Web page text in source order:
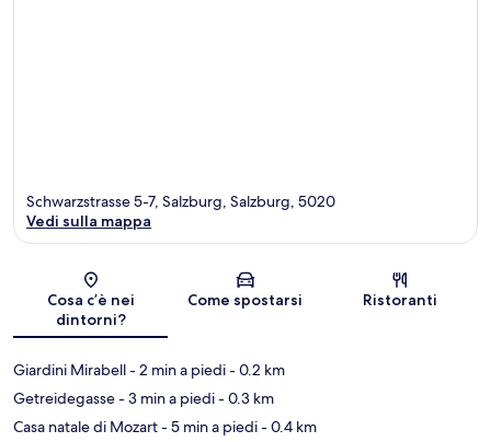
Mappa
Schwarzstrasse 5-7, Salzburg, Salzburg, 5020
Vedi sulla mappa
Cosa c’è nei
dintorni?
Come spostarsi Ristoranti
Giardini Mirabell- 2 min a piedi- 0.2 km
Getreidegasse- 3 min a piedi- 0.3 km
Casa natale di Mozart- 5 min a piedi- 0.4 km